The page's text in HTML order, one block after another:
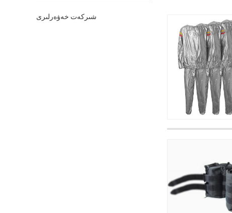
شىركەت خەۋەرلىرى